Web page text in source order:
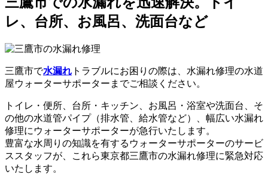
レ、台所、お風呂、洗面台など
三鷹市で水漏れ トラブルにお困りの際は、水漏れ修理の水道
屋ウォーターサポーターまでご相談ください。
トイレ・便所、台所・キッチン、お風呂・浴室や洗面台、そ
の他の水道管パイプ（排水管、給水管など）、幅広い水漏れ
修理にウォーターサポーターが急行いたします。
豊富な水周りの知識を有するウォーターサポーターのサービ
ススタッフが、これら東京都三鷹市の水漏れ修理に緊急対応
いたします。